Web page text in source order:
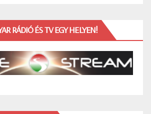
RÁDIÓ ÉS TV EGY HELYEN!